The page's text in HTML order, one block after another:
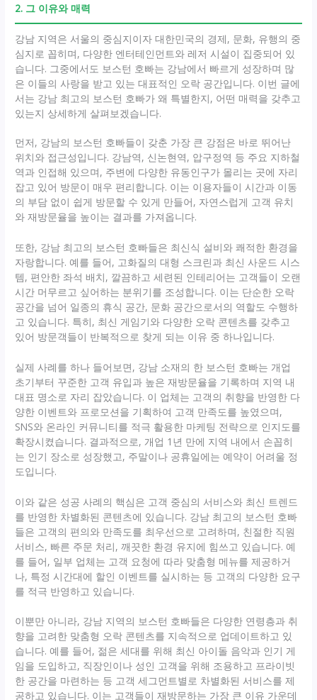
2. 그 이유와 매력
강남 지역은 서울의 중심지이자 대한민국의 경제, 문화, 유행의 중
심지로 꼽히며, 다양한 엔터테인먼트와 레저 시설이 집중되어 있
습니다. 그중에서도 보스턴 호빠는 강남에서 빠르게 성장하며 많
은 이들의 사랑을 받고 있는 대표적인 오락 공간입니다. 이번 글에
서는 강남 최고의 보스턴 호빠가 왜 특별한지, 어떤 매력을 갖추고
있는지 상세하게 살펴보겠습니다.
먼저, 강남의 보스턴 호빠들이 갖춘 가장 큰 강점은 바로 뛰어난
위치와 접근성입니다. 강남역, 신논현역, 압구정역 등 주요 지하철
역과 인접해 있으며, 주변에 다양한 유동인구가 몰리는 곳에 자리
잡고 있어 방문이 매우 편리합니다. 이는 이용자들이 시간과 이동
의 부담 없이 쉽게 방문할 수 있게 만들어, 자연스럽게 고객 유치
와 재방문율을 높이는 결과를 가져옵니다.
또한, 강남 최고의 보스턴 호빠들은 최신식 설비와 쾌적한 환경을
자랑합니다. 예를 들어, 고화질의 대형 스크린과 최신 사운드 시스
템, 편안한 좌석 배치, 깔끔하고 세련된 인테리어는 고객들이 오랜
시간 머무르고 싶어하는 분위기를 조성합니다. 이는 단순한 오락
공간을 넘어 일종의 휴식 공간, 문화 공간으로서의 역할도 수행하
고 있습니다. 특히, 최신 게임기와 다양한 오락 콘텐츠를 갖추고
있어 방문객들이 반복적으로 찾게 되는 이유 중 하나입니다.
실제 사례를 하나 들어보면, 강남 소재의 한 보스턴 호빠는 개업
초기부터 꾸준한 고객 유입과 높은 재방문율을 기록하며 지역 내
대표 명소로 자리 잡았습니다. 이 업체는 고객의 취향을 반영한 다
양한 이벤트와 프로모션을 기획하여 고객 만족도를 높였으며,
SNS와 온라인 커뮤니티를 적극 활용한 마케팅 전략으로 인지도를
확장시켰습니다. 결과적으로, 개업 1년 만에 지역 내에서 손꼽히
는 인기 장소로 성장했고, 주말이나 공휴일에는 예약이 어려울 정
도입니다.
이와 같은 성공 사례의 핵심은 고객 중심의 서비스와 최신 트렌드
를 반영한 차별화된 콘텐츠에 있습니다. 강남 최고의 보스턴 호빠
들은 고객의 편의와 만족도를 최우선으로 고려하며, 친절한 직원
서비스, 빠른 주문 처리, 깨끗한 환경 유지에 힘쓰고 있습니다. 예
를 들어, 일부 업체는 고객 요청에 따라 맞춤형 메뉴를 제공하거
나, 특정 시간대에 할인 이벤트를 실시하는 등 고객의 다양한 요구
를 적극 반영하고 있습니다.
이뿐만 아니라, 강남 지역의 보스턴 호빠들은 다양한 연령층과 취
향을 고려한 맞춤형 오락 콘텐츠를 지속적으로 업데이트하고 있
습니다. 예를 들어, 젊은 세대를 위해 최신 아이돌 음악과 인기 게
임을 도입하고, 직장인이나 성인 고객을 위해 조용하고 프라이빗
한 공간을 마련하는 등 고객 세그먼트별로 차별화된 서비스를 제
공하고 있습니다. 이는 고객들이 재방문하는 가장 큰 이유 가운데